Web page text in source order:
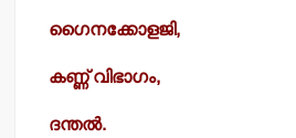
ഗൈനക്കോളജി,
കണ്ണ് വിഭാഗം,
ദന്തല്‍.